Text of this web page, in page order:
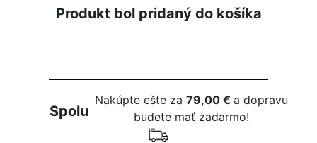
Produkt bol pridaný do košíka
Spolu
Nakúpte ešte za79,00 €a dopravu
budete mať zadarmo!